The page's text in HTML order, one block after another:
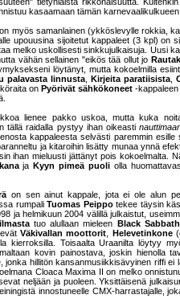
tietynlaista rikkonaisuutta.
kasaamaan tämän
myös samanlainen (ykköslevylle rokkia,
upouusina sijoitetut kappaleet (3 kpl) on
melko uskollisesti sinkkujulkaisuja. Uusi
vähän sellainen "eikös tää ollut jo
löytänyt, mutta kokoelmilla
palavasta linnusta, Kirjeita paratiisista,
on Pyörivät sähkökoneet-kappaleen
lienee pakko uskoa, mutta kuka
tällä raidalla pystyy ihan oikeasti
kappaleesta selvästi paremmin esille
ja kitaroihin lisätty munaa ynnä
ihan mieluusti jättänyt pois kokoelmalta.
ja Kyyn pimeä puoli olla
on sen ainut kappale, jota ei ole alun
rumpaliTuomas Peippotekee täysin
ja helmikuun 2004 välillä julkaistut,
tuo alullaan mieleen Black Sabbath
Väkivallan moottorit, Helevetinkone
kierroksilla. Toisaalta Uraanilta löytyy
kovin painostava, joskin hienolla
jonka hillitön kansanmusiikkisävyinen riffi ei
Cloaca Maxima II on melko
neljään ja puoleen. Yksittäisenä
innostuneelle CMX-harrastajalle,